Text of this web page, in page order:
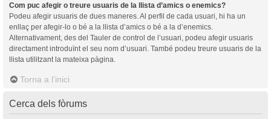
Com puc afegir o treure usuaris de la llista d’amics o enemics?
Podeu afegir usuaris de dues maneres. Al perfil de cada usuari, hi ha un
enllaç per afegir-lo o bé a la llista d’amics o bé a la d’enemics.
Alternativament, des del Tauler de control de l’usuari, podeu afegir usuaris
directament introduïnt el seu nom d’usuari. També podeu treure usuaris de la
llista utilitzant la mateixa pàgina.
Torna a l’inici
Cerca dels fòrums